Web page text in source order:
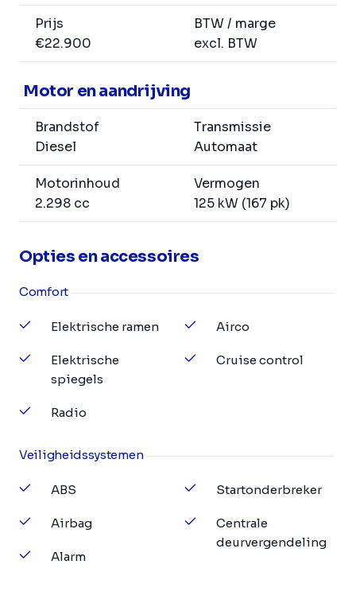
Prijs
€22.900
BTW / marge
excl. BTW
Motor en aandrijving
Brandstof
Diesel
Transmissie
Automaat
Motorinhoud
2.298 cc
Vermogen
125 kW (167 pk)
Opties en accessoires
Comfort
Elektrische ramen
Elektrische
spiegels
Radio
Airco
Cruise control
Veiligheidssystemen
ABS
Airbag
Alarm
Startonderbreker
Centrale
deurvergendeling